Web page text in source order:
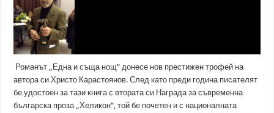
Романът „Една и съща нощ“ донесе нов престижен трофей на
автора си Христо Карастоянов. След като преди година писателят
бе удостоен за тази книга с втората си Награда за съвременна
българска проза „Хеликон“, той бе почетен и с националната